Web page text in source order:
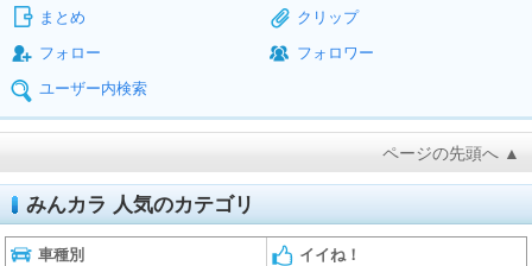
まとめ
クリップ
フォロー
フォロワー
ユーザー内検索
ページの先頭へ ▲
みんカラ 人気のカテゴリ
車種別 イイね！